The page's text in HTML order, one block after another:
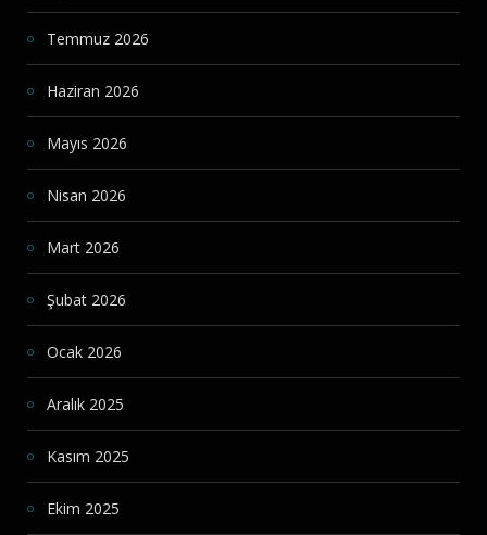
Temmuz 2026
Haziran 2026
Mayıs 2026
Nisan 2026
Mart 2026
Şubat 2026
Ocak 2026
Aralık 2025
Kasım 2025
Ekim 2025